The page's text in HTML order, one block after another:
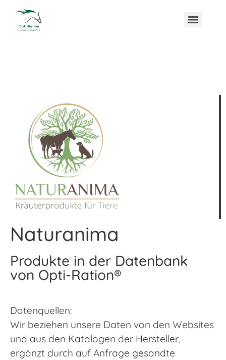
Naturanima
Produkte in der Datenbank
von Opti-Ration®
Datenquellen:
Wir beziehen unsere Daten von den Websites
und aus den Katalogen der Hersteller,
ergänzt durch auf Anfrage gesandte